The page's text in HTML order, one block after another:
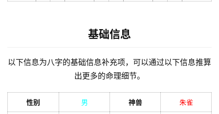
基础信息
以下信息为八字的基础信息补充项，可以通过以下信息推算
出更多的命理细节。
性别 男 神兽 朱雀